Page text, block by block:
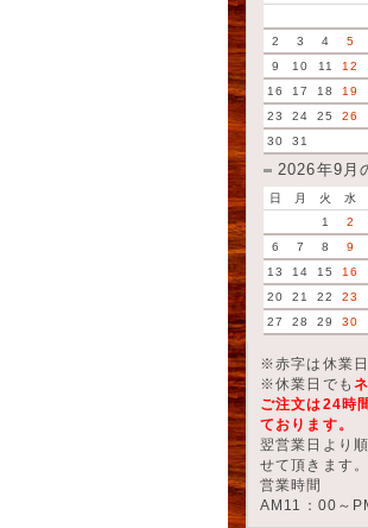
2
3 4 5
9
10 11 12
16
17 18 19
23
24 25 26
30
31
2026年9月
日 月 火 水
1
2
6
7 8 9
13
14 15 16
20
21 22 23
27
28 29 30
※赤字は休業日
※休業日でも
ご注文は24時
ております。
翌営業日より
せて頂きます。
営業時間
AM11：00～